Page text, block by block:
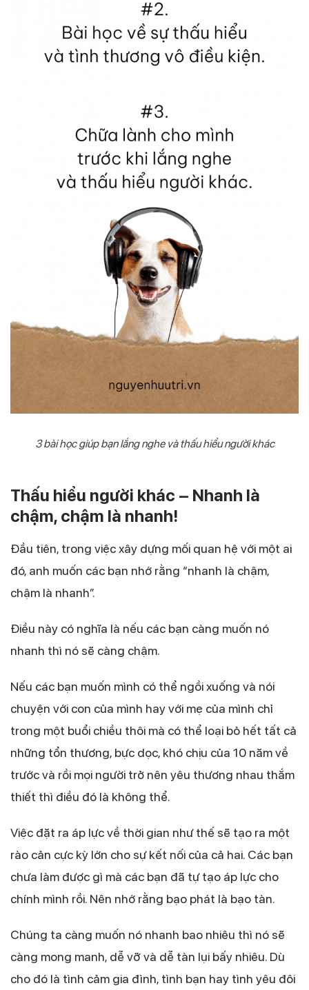
3 bài học giúp bạn lắng nghe và thấu hiểu người khác
Thấu hiểu người khác – Nhanh là
chậm, chậm là nhanh!
Đầu tiên, trong việc xây dựng mối quan hệ với một ai
đó, anh muốn các bạn nhớ rằng “nhanh là chậm,
chậm là nhanh”.
Điều này có nghĩa là nếu các bạn càng muốn nó
nhanh thì nó sẽ càng chậm.
Nếu các bạn muốn mình có thể ngồi xuống và nói
chuyện với con của mình hay với mẹ của mình chỉ
trong một buổi chiều thôi mà có thể loại bỏ hết tất cả
những tổn thương, bực dọc, khó chịu của 10 năm về
trước và rồi mọi người trở nên yêu thương nhau thắm
thiết thì điều đó là không thể.
Việc đặt ra áp lực về thời gian như thế sẽ tạo ra một
rào cản cực kỳ lớn cho sự kết nối của cả hai. Các bạn
chưa làm được gì mà các bạn đã tự tạo áp lực cho
chính mình rồi. Nên nhớ rằng bạo phát là bạo tàn.
Chúng ta càng muốn nó nhanh bao nhiêu thì nó sẽ
càng mong manh, dễ vỡ và dễ tàn lụi bấy nhiêu. Dù
cho đó là tình cảm gia đình, tình bạn hay tình yêu đôi